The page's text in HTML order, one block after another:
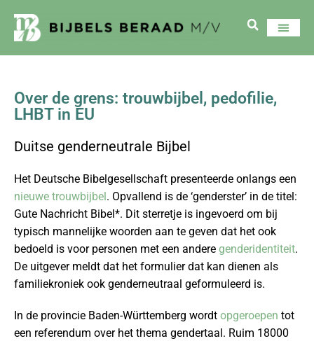
Over de grens: trouwbijbel, pedofilie,
LHBT in EU
Duitse genderneutrale Bijbel
Het Deutsche Bibelgesellschaft presenteerde onlangs een
nieuwe trouwbijbel. Opvallend is de ‘genderster’ in de titel:
Gute Nachricht Bibel*. Dit sterretje is ingevoerd om bij
typisch mannelijke woorden aan te geven dat het ook
bedoeld is voor personen met een andere genderidentiteit.
De uitgever meldt dat het formulier dat kan dienen als
familiekroniek ook genderneutraal geformuleerd is.
In de provincie Baden-Württemberg wordt opgeroepen tot
een referendum over het thema gendertaal. Ruim 18000